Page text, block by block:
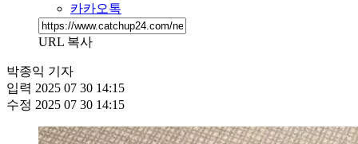
카카오톡
URL 복사
박종익 기자
입력 2025 07 30 14:15
수정 2025 07 30 14:15